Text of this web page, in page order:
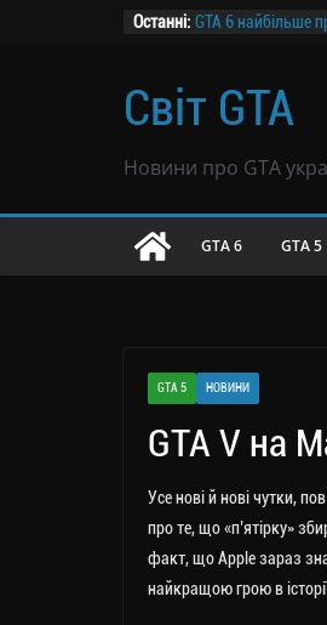
Останні: GTA 6 найбільше
на два дні заради
Розпочалося
Чутки: GTA 6
Світ GTA
Новини про GTA
GTA 6 GTA 5
GTA 5 НОВИНИ
GTA V на
Усе нові й нові чутки,
про те, що «п’ятірку»
факт, що Apple зараз
найкращою грою в